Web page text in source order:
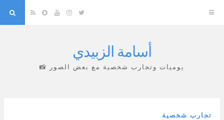
Twitter
Instagram
YouTube
Snapchat
RSS
أسامة الزبيدي
يوميات وتجارب شخصية مع بعض الصور 📸
تجارب شخصية